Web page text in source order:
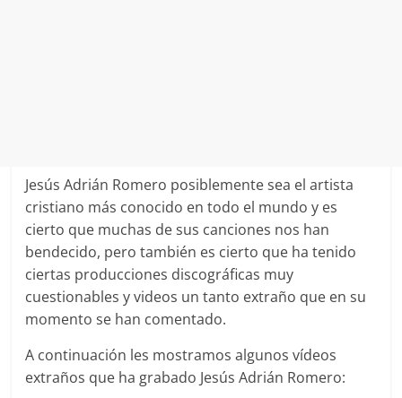
Jesús Adrián Romero posiblemente sea el artista
cristiano más conocido en todo el mundo y es
cierto que muchas de sus canciones nos han
bendecido, pero también es cierto que ha tenido
ciertas producciones discográficas muy
cuestionables y videos un tanto extraño que en su
momento se han comentado.
A continuación les mostramos algunos vídeos
extraños que ha grabado Jesús Adrián Romero: